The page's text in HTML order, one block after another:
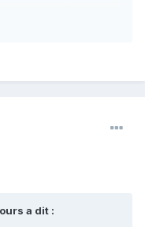
a dit :